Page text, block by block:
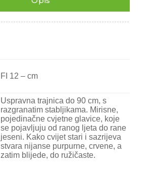
FI 12 – cm
Uspravna trajnica do 90 cm, s
razgranatim stabljikama. Mirisne,
pojedinačne cvjetne glavice, koje
se pojavljuju od ranog ljeta do rane
jeseni. Kako cvijet stari i sazrijeva
stvara nijanse purpurne, crvene, a
zatim blijede, do ružičaste.